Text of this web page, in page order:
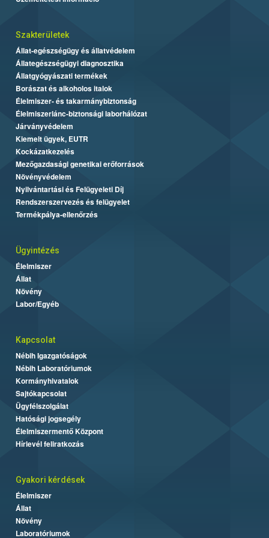
Szakterületek
Állat-egészségügy és állatvédelem
Állategészségügyi diagnosztika
Állatgyógyászati termékek
Borászat és alkoholos italok
Élelmiszer- és takarmánybiztonság
Élelmiszerlánc-biztonsági laborhálózat
Járványvédelem
Kiemelt ügyek, EUTR
Kockázatkezelés
Mezőgazdasági genetikai erőforrások
Növényvédelem
Nyilvántartási és Felügyeleti Díj
Rendszerszervezés és felügyelet
Termékpálya-ellenőrzés
Ügyintézés
Élelmiszer
Állat
Növény
Labor/Egyéb
Kapcsolat
Nébih Igazgatóságok
Nébih Laboratóriumok
Kormányhivatalok
Sajtókapcsolat
Ügyfélszolgálat
Hatósági jogsegély
Élelmiszermentő Központ
Hírlevél feliratkozás
Gyakori kérdések
Élelmiszer
Állat
Növény
Laboratóriumok